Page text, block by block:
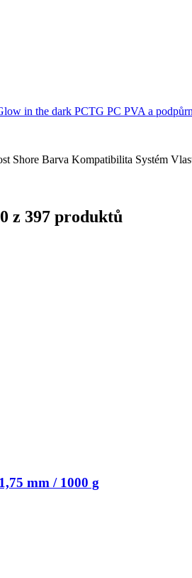
in the dark PCTG PC PVA a
Shore Barva Kompatibilita Systém
z 397 produktů
mm / 1000 g